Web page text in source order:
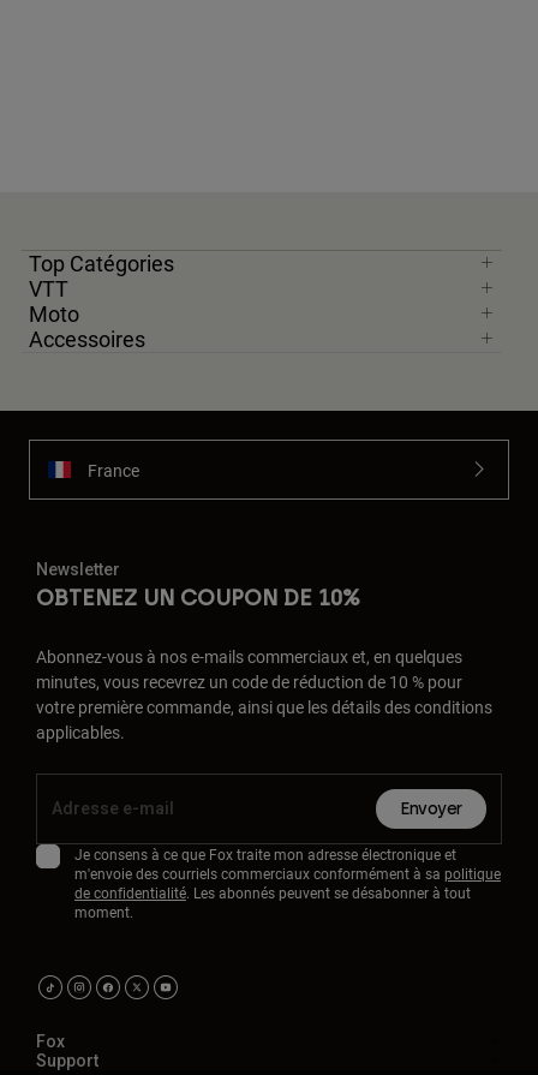
Top Catégories
VTT
Moto
Accessoires
France
Newsletter
OBTENEZ UN COUPON DE 10%
Abonnez-vous à nos e-mails commerciaux et, en quelques
minutes, vous recevrez un code de réduction de 10 % pour
votre première commande, ainsi que les détails des conditions
applicables.
Envoyer
Je consens à ce que Fox traite mon adresse électronique et
m'envoie des courriels commerciaux conformément à sa politique
de confidentialité. Les abonnés peuvent se désabonner à tout
moment.
Fox
Support